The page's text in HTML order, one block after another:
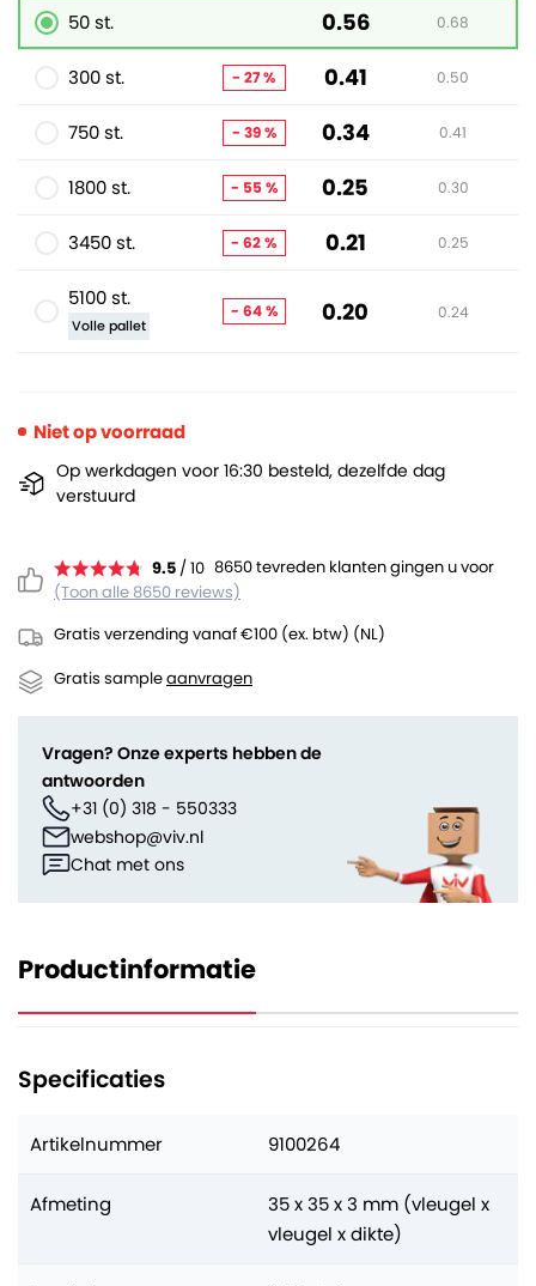
9.5 / 10 8650 tevreden klanten gingen u voor
(Toon alle 8650 reviews)
Gratis verzending vanaf €100 (ex. btw) (NL)
Gratis sampleaanvragen
50 st. 0.56 0.68
300 st. - 27 % 0.41 0.50
750 st. - 39 % 0.34 0.41
1800 st. - 55 % 0.25 0.30
3450 st. - 62 % 0.21 0.25
5100 st.
Volle pallet
- 64 % 0.20 0.24
Niet op voorraad
Op werkdagen voor 16:30 besteld, dezelfde dag
verstuurd
Vragen? Onze experts hebben de
antwoorden
+31 (0) 318 - 550333
webshop@viv.nl
Chat met ons
Productinformatie
Specificaties
Artikelnummer 9100264
Afmeting
35 x 35 x 3 mm (vleugel x
vleugel x dikte)